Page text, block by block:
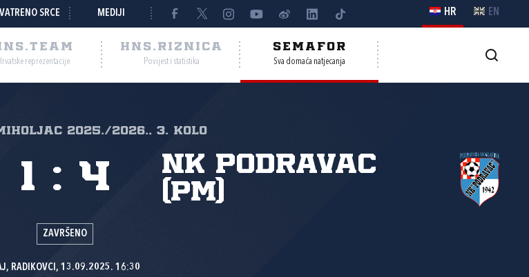
VATRENO SRCE MEDIJI HR EN
reprezentacije
HNS.RIZNICA
Povijest i statistika
SEMAFOR
Sva domaća natjecanja
2025./2026., 3. kolo
NK Podravac
(PM)
1 : 4
ZAVRŠENO
RADIKOVCI, 13.09.2025. 16:30